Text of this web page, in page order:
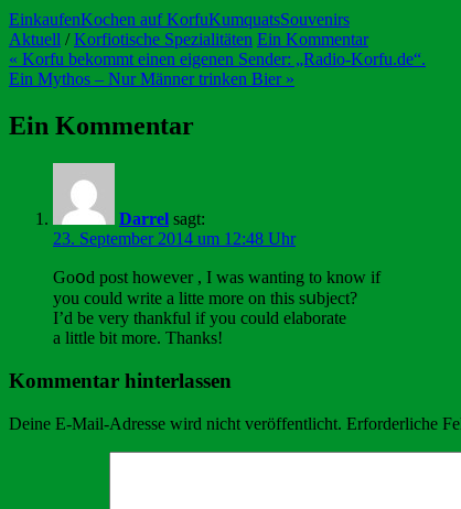
EinkaufenKochen auf KorfuKumquatsSouvenirs
Aktuell /Korfiotische Spezialitäten Ein Kommentar
Beitragsnavigation
« Korfu bekommt einen eigenen Sender: „Radio-Korfu.de“.
Ein Mythos – Nur Männer trinken Bier »
Ein Kommentar
Darrel sagt:
23. September 2014 um 12:48 Uhr
Goօd post however , I was wanting to know if
you could write a litte more on this sսbject?
I’ԁ be very thankful if you could elaborate
a little bit more. Thanks!
Kommentar hinterlassen
Deine E-Mail-Adresse wird nicht veröffentlicht. Erforderliche